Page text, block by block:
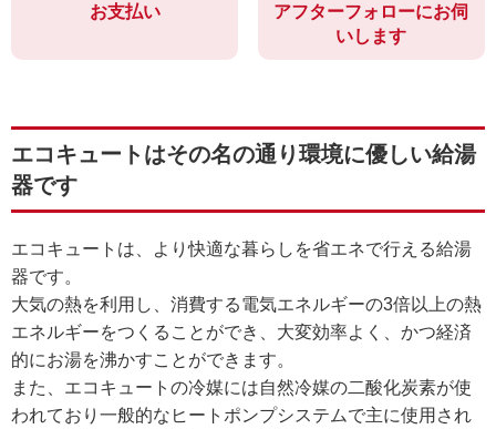
お支払い
アフターフォローにお伺
いします
エコキュートはその名の通り環境に優しい給湯
器です
エコキュートは、より快適な暮らしを省エネで行える給湯
器です。
大気の熱を利用し、消費する電気エネルギーの3倍以上の熱
エネルギーをつくることができ、大変効率よく、かつ経済
的にお湯を沸かすことができます。
また、エコキュートの冷媒には自然冷媒の二酸化炭素が使
われており一般的なヒートポンプシステムで主に使用され